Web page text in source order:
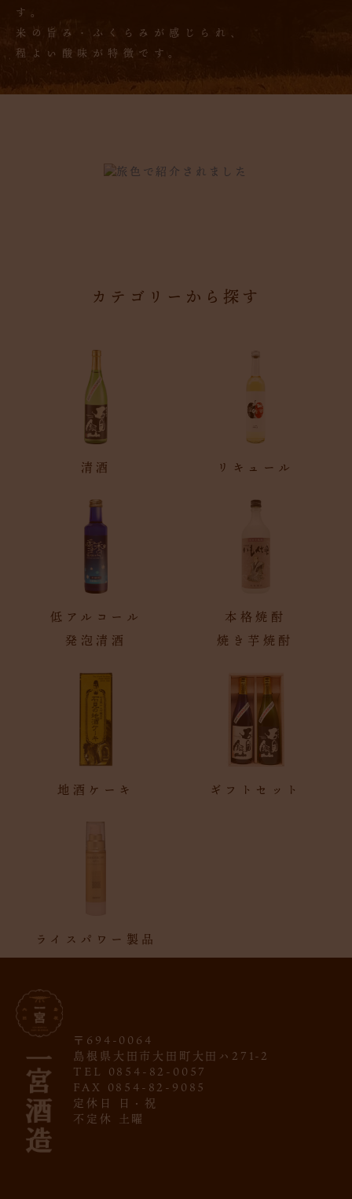
す。
米の旨み・ふくらみが感じられ、
程よい酸味が特徴です。
カテゴリーから探す
清酒 リキュール
低アルコール
発泡清酒
本格焼酎
焼き芋焼酎
地酒ケーキ ギフトセット
ライスパワー製品
〒694-0064
島根県大田市大田町大田ハ271-2
TEL 0854-82-0057
FAX 0854-82-9085
定休日 日・祝
不定休 土曜